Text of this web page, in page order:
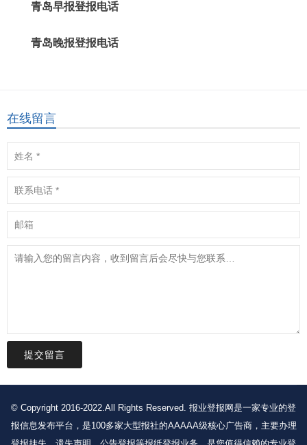
青岛早报登报电话
青岛晚报登报电话
在线留言
提交留言
© Copyright 2016-2022.All Rights Reserved. 报业登报网是一家专业的登
报信息发布平台，是100多家大型报社的AAAAA级核心广告商，主要办理